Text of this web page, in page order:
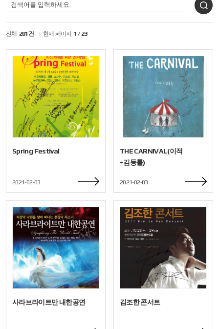
전체 201건 현재 페이지 1 / 23
Spring Festival
2021-02-03
THE CARNIVAL(이적
+김동률)
2021-02-03
사라브라이트만 내한공연 김조한 콘서트